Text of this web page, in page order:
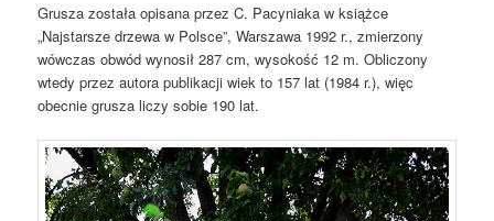
Grusza została opisana przez C. Pacyniaka w książce
„Najstarsze drzewa w Polsce”, Warszawa 1992 r., zmierzony
wówczas obwód wynosił 287 cm, wysokość 12 m. Obliczony
wtedy przez autora publikacji wiek to 157 lat (1984 r.), więc
obecnie grusza liczy sobie 190 lat.